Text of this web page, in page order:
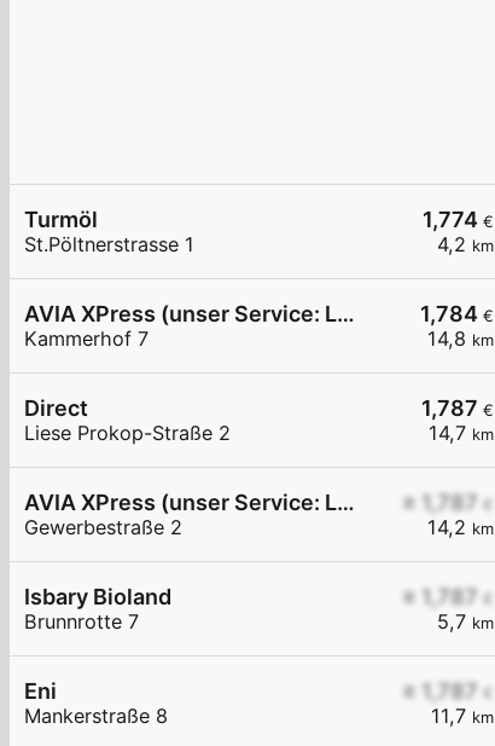
1,774 €
4,2 km
Turmöl
St.Pöltnerstrasse 1
1,784 €
14,8 km
AVIA XPress (unser Service: Luft und Wasser)
Kammerhof 7
1,787 €
14,7 km
Direct
Liese Prokop-Straße 2
≥ 1,787 €
14,2 km
AVIA XPress (unser Service: Luft und Wasser)
Gewerbestraße 2
≥ 1,787 €
5,7 km
Isbary Bioland
Brunnrotte 7
≥ 1,787 €
11,7 km
Eni
Mankerstraße 8